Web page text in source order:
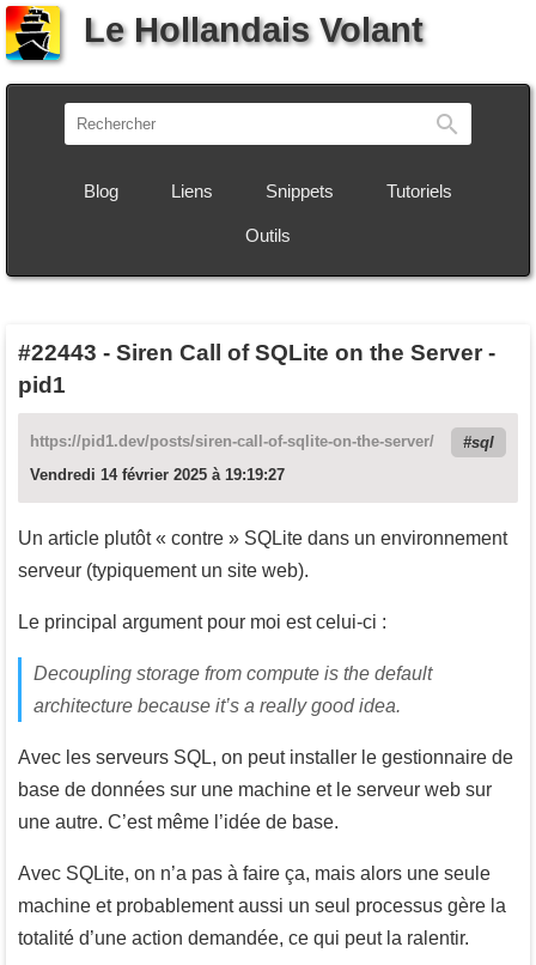
Le Hollandais Volant
Blog Liens Snippets Tutoriels
Outils
#22443 - Siren Call of SQLite on the Server -
pid1
https://pid1.dev/posts/siren-call-of-sqlite-on-the-server/
sql
Vendredi 14 février 2025 à 19:19:27
Un article plutôt « contre » SQLite dans un environnement
serveur (typiquement un site web).
Le principal argument pour moi est celui-ci :
Decoupling storage from compute is the default
architecture because it’s a really good idea.
Avec les serveurs SQL, on peut installer le gestionnaire de
base de données sur une machine et le serveur web sur
une autre. C’est même l’idée de base.
Avec SQLite, on n’a pas à faire ça, mais alors une seule
machine et probablement aussi un seul processus gère la
totalité d’une action demandée, ce qui peut la ralentir.